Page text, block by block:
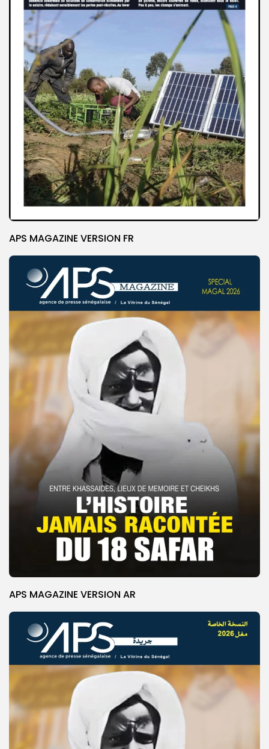
APS MAGAZINE VERSION FR
APS MAGAZINE VERSION AR